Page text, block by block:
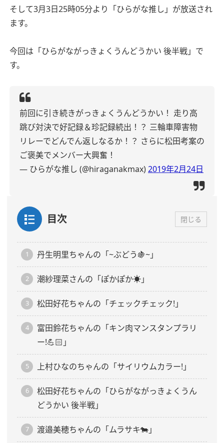
そして3月3日25時05分より「ひらがな推し」が放送され
ます。
今回は「ひらがながっきょくうんどうかい 後半戦」で
す。
前回に引き続きがっきょくうんどうかい！ 走り高
跳び対決で好記録＆珍記録続出！？ 三輪車障害物
リレーでどんでん返しなるか！？ さらに松田考案の
ご褒美でメンバー大興奮！
— ひらがな推し (@hiraganakmax)2019年2月24日
目次 閉じる
丹生明里ちゃんの「~ぶどう🍇~」
潮紗理菜さんの「ぽかぽか☀️」
松田好花ちゃんの「チェックチェック!」
富田鈴花ちゃんの「キン肉マンスタンプラリ
ー!💪🏻」
上村ひなのちゃんの「サイリウムカラー!」
松田好花ちゃんの「ひらがながっきょくうん
どうかい 後半戦」
渡邉美穂ちゃんの「ムラサキ🐄」